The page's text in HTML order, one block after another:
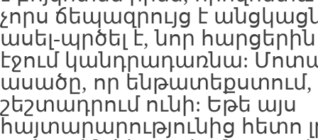
չորս ճեպազրույց է
ասել-պրծել է, նոր հարցերին
էջում կանդրադառնա:
ասածը, որ ենթատեքստում,
շեշտադրում ունի: Եթե այս
հայտարարությունից հետո